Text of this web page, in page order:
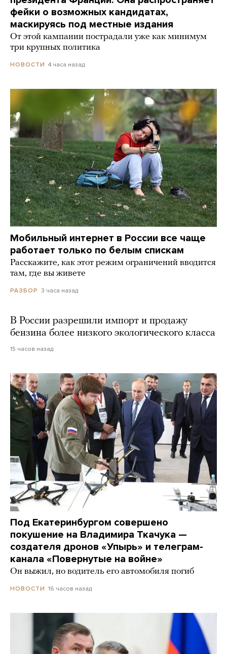
фейки о возможных кандидатах,
маскируясь под местные издания
От этой кампании пострадали уже как минимум
три крупных политика
НОВОСТИ 4 часа назад
Мобильный интернет в России все чаще
работает только по белым спискам
Расскажите, как этот режим ограничений вводится
там, где вы живете
РАЗБОР 3 часа назад
В России разрешили импорт и продажу
бензина более низкого экологического класса
15 часов назад
Под Екатеринбургом совершено
покушение на Владимира Ткачука —
создателя дронов «Упырь» и телеграм-
канала «Повернутые на войне»
Он выжил, но водитель его автомобиля погиб
НОВОСТИ 16 часов назад